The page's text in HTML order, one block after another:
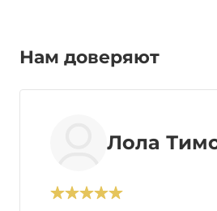
Нам доверяют
Лола